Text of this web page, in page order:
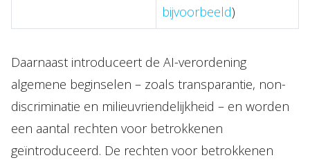
bijvoorbeeld)
Daarnaast introduceert de AI-verordening
algemene beginselen – zoals transparantie, non-
discriminatie en milieuvriendelijkheid – en worden
een aantal rechten voor betrokkenen
geïntroduceerd. De rechten voor betrokkenen